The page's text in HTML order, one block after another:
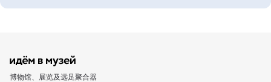
博物馆、展览及远足聚合器